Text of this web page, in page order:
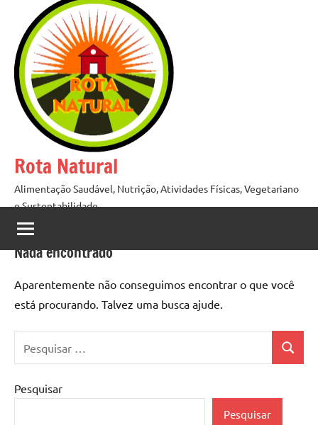
conteúdo
Rota Natural
Alimentação Saudável, Nutrição, Atividades Físicas, Vegetariano
e Sustentabilidade
Nada encontrado
Aparentemente não conseguimos encontrar o que você
está procurando. Talvez uma busca ajude.
por:
Pesquisar
Pesquisar